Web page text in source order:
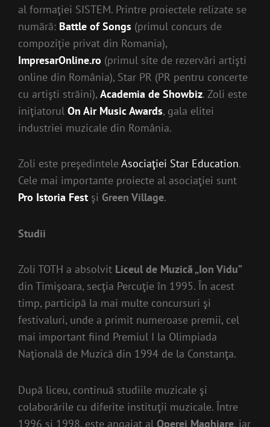
al formaţiei SISTEM. Printre proiectele relizate se
numără: Battle of Songs (primul concurs de
compoziţie privat din Romania),
ImpresarOnline.ro (primul site de rezervări artişti
online din România), Star PR (PR pentru concerte
cu artişti străini), Academia de Showbiz. Zoli este
iniţiatorul On Air Music Awards, gala elitei
industriei muzicale din România.
Zoli este preşedinteleAsociaţiei Star Education.
Cele mai importante proiecte al asociaţiei sunt
Pro Istoria Fest şi Green Village.
Studii
Zoli TOTH a absolvit Liceul de Muzică „Ion Vidu”
din Timişoara, secţia Percuţie în 1995. În acest
timp, participă la mai multe concursuri şi
festivaluri, unde a primit numeroase premii, cel
mai important fiind Premiul I la Olimpiada
Naţională de Muzică din 1994 de la Constanţa.
După liceu, continuă studiile muzicale şi
colaborările cu diferite instituţii muzicale. Între
1996 şi 1998, este angajat al Operei Maghiare, iar